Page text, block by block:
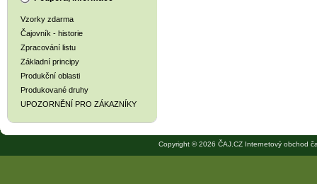
Vzorky zdarma
Čajovník - historie
Zpracování listu
Základní principy
Produkční oblasti
Produkované druhy
UPOZORNĚNÍ PRO ZÁKAZNÍKY
Copyright © 2026 ČAJ.CZ Internetový obchod